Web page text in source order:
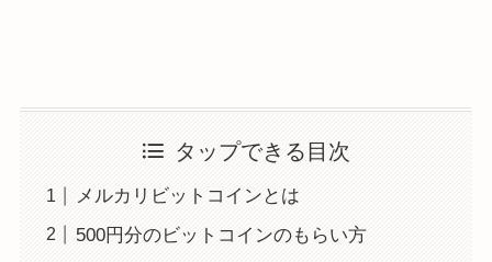
タップできる目次
メルカリビットコインとは
500円分のビットコインのもらい方